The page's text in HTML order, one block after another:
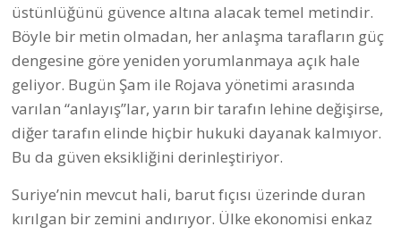
üstünlüğünü güvence altına alacak temel metindir.
Böyle bir metin olmadan, her anlaşma tarafların güç
dengesine göre yeniden yorumlanmaya açık hale
geliyor. Bugün Şam ile Rojava yönetimi arasında
varılan “anlayış”lar, yarın bir tarafın lehine değişirse,
diğer tarafın elinde hiçbir hukuki dayanak kalmıyor.
Bu da güven eksikliğini derinleştiriyor.
Suriye’nin mevcut hali, barut fıçısı üzerinde duran
kırılgan bir zemini andırıyor. Ülke ekonomisi enkaz